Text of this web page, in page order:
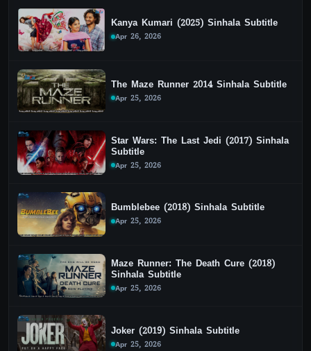
Kanya Kumari (2025) Sinhala Subtitle
Apr 26, 2026
The Maze Runner 2014 Sinhala Subtitle
Apr 25, 2026
Star Wars: The Last Jedi (2017) Sinhala
Subtitle
Apr 25, 2026
Bumblebee (2018) Sinhala Subtitle
Apr 25, 2026
Maze Runner: The Death Cure (2018)
Sinhala Subtitle
Apr 25, 2026
Joker (2019) Sinhala Subtitle
Apr 25, 2026